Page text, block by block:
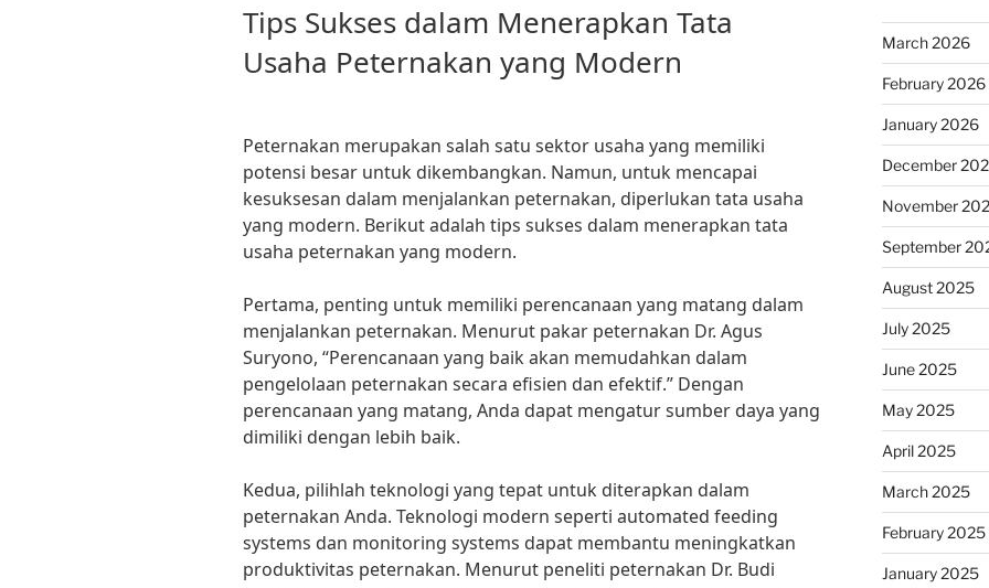
Tips Sukses dalam Menerapkan Tata
Usaha Peternakan yang Modern
Peternakan merupakan salah satu sektor usaha yang memiliki
potensi besar untuk dikembangkan. Namun, untuk mencapai
kesuksesan dalam menjalankan peternakan, diperlukan tata usaha
yang modern. Berikut adalah tips sukses dalam menerapkan tata
usaha peternakan yang modern.
Pertama, penting untuk memiliki perencanaan yang matang dalam
menjalankan peternakan. Menurut pakar peternakan Dr. Agus
Suryono, “Perencanaan yang baik akan memudahkan dalam
pengelolaan peternakan secara efisien dan efektif.” Dengan
perencanaan yang matang, Anda dapat mengatur sumber daya yang
dimiliki dengan lebih baik.
Kedua, pilihlah teknologi yang tepat untuk diterapkan dalam
peternakan Anda. Teknologi modern seperti automated feeding
systems dan monitoring systems dapat membantu meningkatkan
produktivitas peternakan. Menurut peneliti peternakan Dr. Budi
March 2026
February 2026
January 2026
December
November
September
August 2025
July 2025
June 2025
May 2025
April 2025
March 2025
February 2025
January 2025